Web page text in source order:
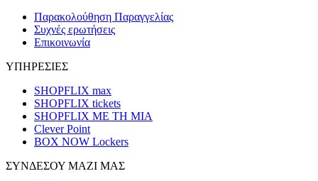
Παρακολούθηση Παραγγελίας
Συχνές ερωτήσεις
Επικοινωνία
ΥΠΗΡΕΣΙΕΣ
SHOPFLIX max
SHOPFLIX tickets
SHOPFLIX ΜΕ ΤΗ ΜΙΑ
Clever Point
BOX NOW Lockers
ΣΥΝΔΕΣΟΥ ΜΑΖΙ ΜΑΣ